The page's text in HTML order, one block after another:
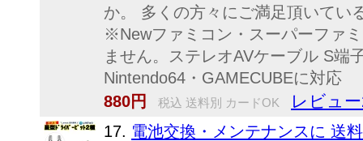
か。 多くの方々にご満足頂いてい
※Newファミコン・スーパーファ
ません。ステレオAVケーブル S端
Nintendo64・GAMECUBEに対応
880円
税込 送料別 カードOK レビュ
17. 電池交換・メンテナンスに 送